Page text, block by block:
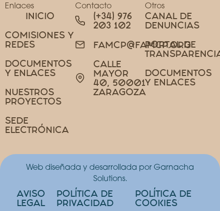
Enlaces
INICIO
COMISIONES Y
REDES
DOCUMENTOS
Y ENLACES
NUESTROS
PROYECTOS
SEDE
ELECTRÓNICA
Contacto
(+34) 976
203 102
FAMCP@FAMCP.ORG
CALLE
MAYOR
40, 50001
ZARAGOZA
Otros
CANAL DE
DENUNCIAS
PORTAL DE
DOCUMENTOS
Y ENLACES
Web diseñada y desarrollada por Garnacha
Solutions.
AVISO
LEGAL
POLÍTICA DE
PRIVACIDAD
POLÍTICA DE
COOKIES